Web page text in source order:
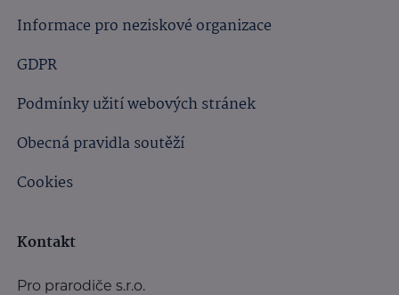
Informace pro neziskové organizace
GDPR
Podmínky užití webových stránek
Obecná pravidla soutěží
Cookies
Kontakt
Pro prarodiče s.r.o.